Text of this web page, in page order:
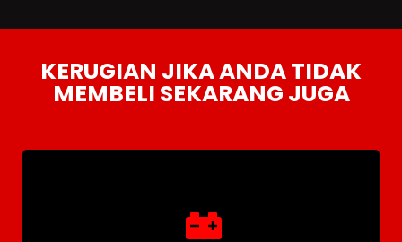
KERUGIAN JIKA ANDA TIDAK
MEMBELI SEKARANG JUGA